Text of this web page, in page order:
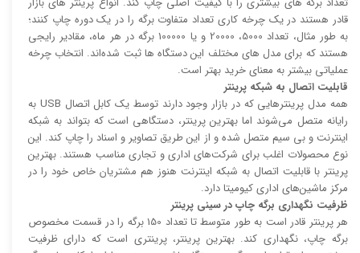
قادر هستند در یک چرخه کاری تعداد متفاوت برگه را در یک دوره چاپ کنند؛
به طور مثال، تعداد 5000، 20000 و یا 100000 برگه در هر ماه، مقادیر رایجی
هستند که برای مدل های مختلف این دستگاه ها ثبت شده‌اند. انتخاب چرخه
عملیاتی بیشتر به معنای خرید بهتر است.
قابلیت اتصال به شبکه پرینتر
همه مدل پرینتر‌هایی که در بازار وجود دارند توسط یک کابل اتصال USB به
رایانه متصل می‌شوند اما بهترین پرینتر، دستگاهی است که بتواند به شبکه
اینترنت و بی سیم متصل شده و از این طریق تصاویر و اسناد را چاپ کند. این
نوع محصولات اغلب برای شرکت‌های اداری و تجاری مناسب هستند. بهترین
پرینتر با قابلیت اتصال به شبکه اینترنت هنوز هم مشتریان خاص خود را در
مرکز ماشین‌های اداری کیومیتا دارد.
ظرفیت نگهداری برگه چاپ در سینی پرینتر
هر پرینتر قادر است به طور متوسط تا تعداد 150 برگه را در قسمت مخصوص
برگه چاپ، نگهداری کند. بهترین پرینتر، پرینتری است که دارای ظرفیت